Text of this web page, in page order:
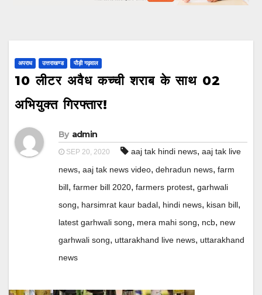
अपराध उत्तराखण्ड पौड़ी गढ़वाल
10 लीटर अवैध कच्ची शराब के साथ 02
अभियुक्त गिरफ्तार!
By admin
SEP 20, 2020 aaj tak hindi news, aaj tak live
news, aaj tak news video, dehradun news, farm
bill, farmer bill 2020, farmers protest, garhwali
song, harsimrat kaur badal, hindi news, kisan bill,
latest garhwali song, mera mahi song, ncb, new
garhwali song, uttarakhand live news, uttarakhand
news